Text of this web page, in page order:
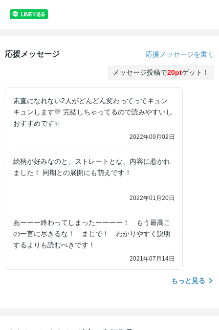
応援メッセージ 応援メッセージを書く
メッセージ投稿で20ptゲット！
素直になれない2人がどんどん変わってってキュン
キュンします💛 完結しちゃってるので読みやすいし
おすすめです✨
2022年09月02日
絵柄が好みなのと、ストレートとな、内容に惹かれ
ました！ 同期との展開にも萌えです！
2022年01月20日
あーーー終わってしまったーーーー！ もう最高こ
の一言に尽きるな！ まじで！ わかりやすく説明
するよりも読むべきです！
2021年07月14日
もっと見る